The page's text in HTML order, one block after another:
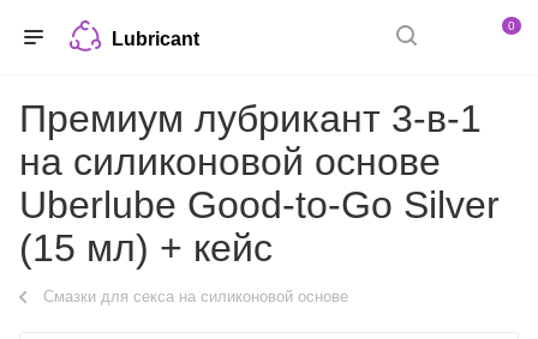
Lubricant
0
Премиум лубрикант 3-в-1
на силиконовой основе
Uberlube Good-to-Go Silver
(15 мл) + кейс
Смазки для секса на силиконовой основе